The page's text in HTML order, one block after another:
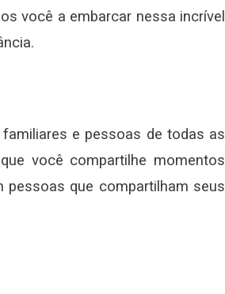
você a embarcar nessa incrível
e pessoas de todas as
você compartilhe momentos
pessoas que compartilham seus